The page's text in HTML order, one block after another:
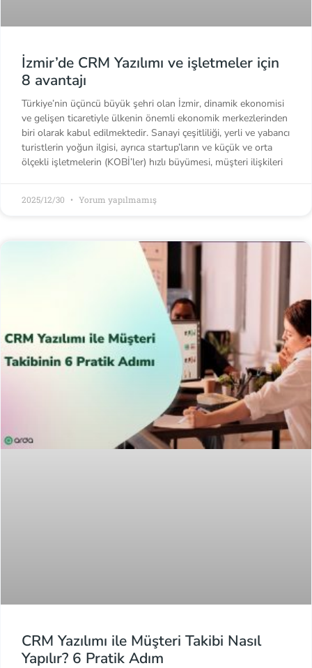
İzmir’de CRM Yazılımı ve işletmeler için
8 avantajı
Türkiye’nin üçüncü büyük şehri olan İzmir, dinamik ekonomisi
ve gelişen ticaretiyle ülkenin önemli ekonomik merkezlerinden
biri olarak kabul edilmektedir. Sanayi çeşitliliği, yerli ve yabancı
turistlerin yoğun ilgisi, ayrıca startup’ların ve küçük ve orta
ölçekli işletmelerin (KOBİ’ler) hızlı büyümesi, müşteri ilişkileri
2025/12/30 Yorum yapılmamış
CRM Yazılımı ile Müşteri Takibi Nasıl
Yapılır? 6 Pratik Adım